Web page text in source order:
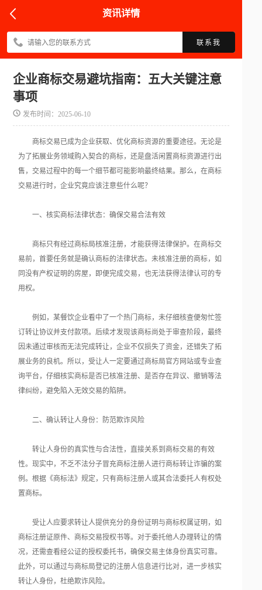
资讯详情
联系我
企业商标交易避坑指南：五大关键注意
事项
发布时间：2025-06-10
商标交易已成为企业获取、优化商标资源的重要途径。无论是
为了拓展业务领域购入契合的商标，还是盘活闲置商标资源进行出
售，交易过程中的每一个细节都可能影响最终结果。那么，在商标
交易进行时，企业究竟应该注意些什么呢？
一、核实商标法律状态：确保交易合法有效
商标只有经过商标局核准注册，才能获得法律保护。在商标交
易前，首要任务就是确认商标的法律状态。未核准注册的商标，如
同没有产权证明的房屋，即便完成交易，也无法获得法律认可的专
用权。
例如，某餐饮企业看中了一个热门商标，未仔细核查便匆忙签
订转让协议并支付款项。后续才发现该商标尚处于审查阶段，最终
因未通过审核而无法完成转让，企业不仅损失了资金，还错失了拓
展业务的良机。所以，受让人一定要通过商标局官方网站或专业查
询平台，仔细核实商标是否已核准注册、是否存在异议、撤销等法
律纠纷，避免陷入无效交易的陷阱。
二、确认转让人身份：防范欺诈风险
转让人身份的真实性与合法性，直接关系到商标交易的有效
性。现实中，不乏不法分子冒充商标注册人进行商标转让诈骗的案
例。根据《商标法》规定，只有商标注册人或其合法委托人有权处
置商标。
受让人应要求转让人提供充分的身份证明与商标权属证明，如
商标注册证原件、商标交易授权书等。对于委托他人办理转让的情
况，还需查看经公证的授权委托书，确保交易主体身份真实可靠。
此外，可以通过与商标局登记的注册人信息进行比对，进一步核实
转让人身份，杜绝欺诈风险。